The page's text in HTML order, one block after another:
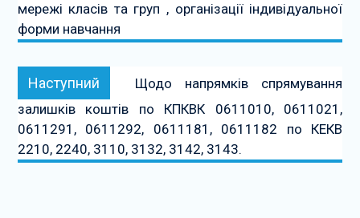
мережі класів та груп , організації індивідуальної
форми навчання
Наступний Наступний:
Щодо напрямків спрямування
залишків коштів по КПКВК 0611010, 0611021,
0611291, 0611292, 0611181, 0611182 по КЕКВ
2210, 2240, 3110, 3132, 3142, 3143.